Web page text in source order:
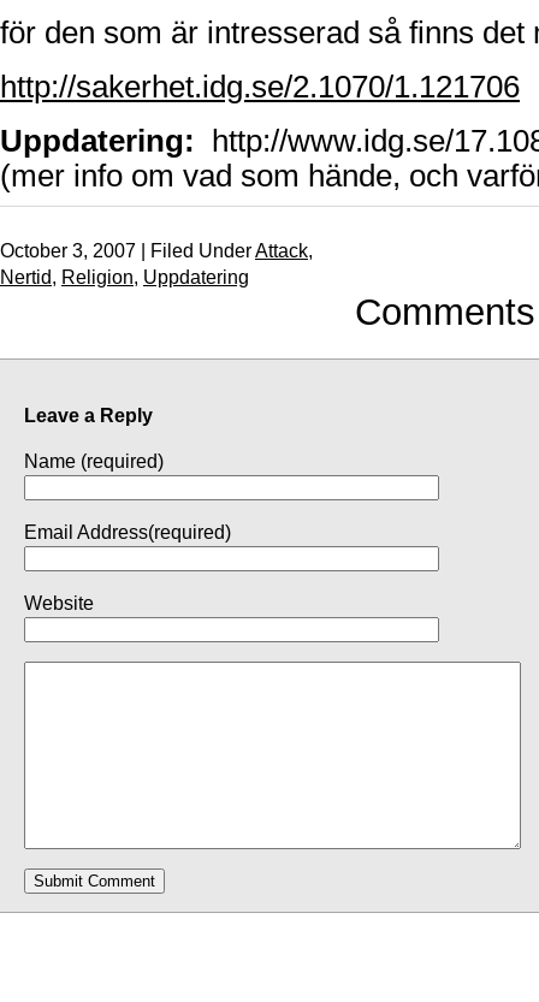
för den som är intresserad så finns det
http://sakerhet.idg.se/2.1070/1.121706
Uppdatering:
http://www.idg.se/
(mer info om vad som hände, och
October 3, 2007 | Filed UnderAttack,
Nertid, Religion, Uppdatering
Comments
Leave a Reply
Name (required)
Email Address(required)
Website